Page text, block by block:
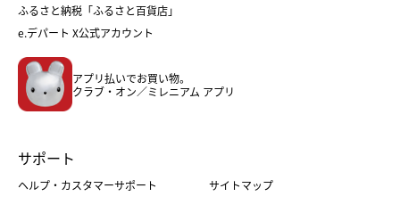
フード
ホーム・キッチン＆アート
ふるさと納税「ふるさと百貨店」
e.デパート X公式アカウント
アプリ払いでお買い物。
クラブ・オン／ミレニアム アプリ
サポート
ヘルプ・カスタマーサポート サイトマップ